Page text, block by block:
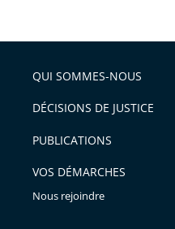
arriver
après
l'article
pour
avant
QUI SOMMES-NOUS
DÉCISIONS DE JUSTICE
PUBLICATIONS
VOS DÉMARCHES
Nous rejoindre